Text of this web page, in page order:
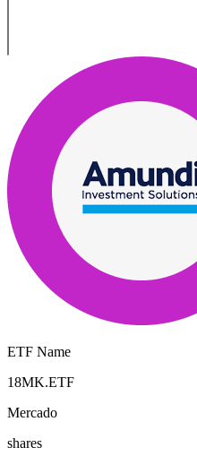
ETF Name
18MK.ETF
Mercado
shares